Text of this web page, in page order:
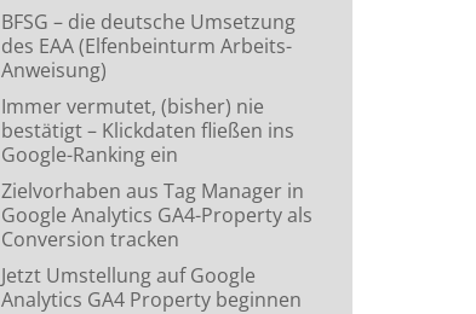
BFSG – die deutsche Umsetzung
des EAA (Elfenbeinturm Arbeits-
Anweisung)
Immer vermutet, (bisher) nie
bestätigt – Klickdaten fließen ins
Google-Ranking ein
Zielvorhaben aus Tag Manager in
Google Analytics GA4-Property als
Conversion tracken
Jetzt Umstellung auf Google
Analytics GA4 Property beginnen